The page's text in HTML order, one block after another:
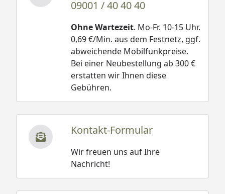
09001 / 40 40 40
Ohne Wartezeit. Mo-Fr. 10-15 Uhr.
0,69 €/Min. aus dem Festnetz, ggf.
abweichende Mobilfunkpreise.
Bei einer Neubestellung ab 300 €
erstatten wir Ihnen diese
Gebühren.
Kontakt-Formular
Wir freuen uns auf Ihre
Nachricht!